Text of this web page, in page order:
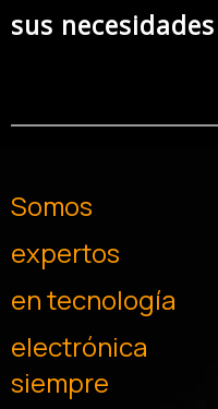
sus necesidades
Somos
expertos
entecnología
electrónica
siempre